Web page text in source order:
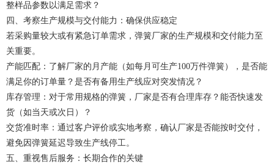
整样品参数以满足需求？
四、考察生产规模与交付能力：确保供应稳定
若采购量较大或有紧急订单需求， 弹簧厂家的生产规模和交付能力至
关重要。
产能匹配：了解厂家的月产能（如每月可生产100万件弹簧），是否能
满足你的订单量？是否有备用生产线应对突发情况？
库存管理：对于常用规格的弹簧，厂家是否有合理库存？能否快速发
货（如当天或次日）？
交货准时率：通过客户评价或实地考察，确认厂家是否能按时交付，
避免因弹簧延迟导致生产线停工。
五、重视售后服务：长期合作的关键